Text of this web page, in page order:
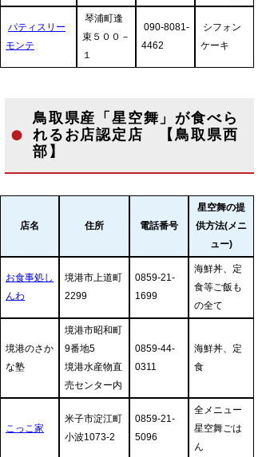
パティスリー
モンテ
琴浦町逢
束５００－
１
090-8081-
4462
シフォン
ケーキ
鳥取県産「星空舞」が食べら
れるお店認定店 【鳥取県西
部】
店名 住所 電話番号
星空舞の提
供方法(メニ
ュー)
お食事処し
んわ
境港市上道町
2299
0859-21-
1699
海鮮丼、定
食等ご飯も
の全て
境港のさか
な塾
境港市昭和町
9番地5
境港水産物直
売センター内
0859-44-
0311
海鮮丼、定
食
こっこ家
米子市淀江町
小波1073-2
0859-21-
5096
全メニュー
星空舞ごは
ん